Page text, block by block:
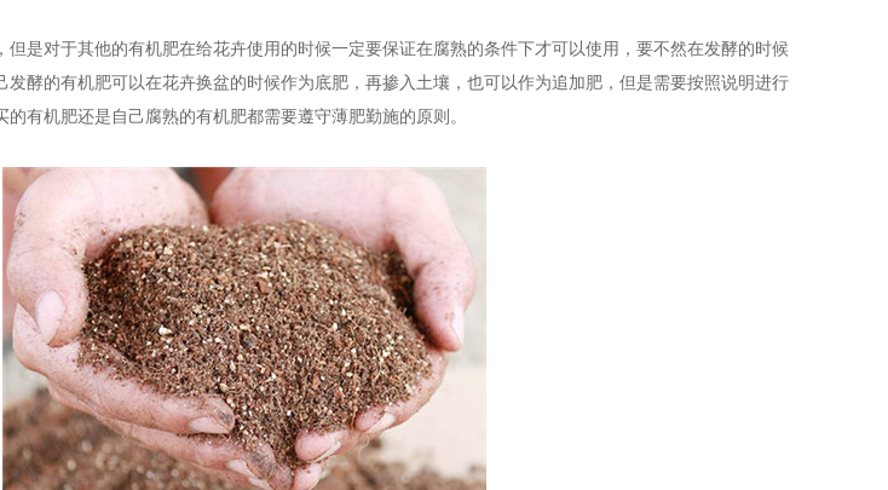
是对于其他的有机肥在给花卉使用的时候一定要保证在腐熟的条件下才可以使用，要不然在发酵的时候
酵的有机肥可以在花卉换盆的时候作为底肥，再掺入土壤，也可以作为追加肥，但是需要按照说明进行
有机肥还是自己腐熟的有机肥都需要遵守薄肥勤施的原则。